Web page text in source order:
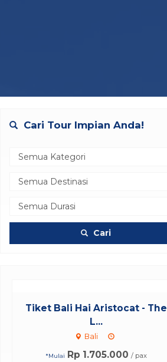
Cari Tour Impian Anda!
Cari
Tiket Bali Hai Aristocat - The
L...
Bali
*Mulai Rp 1.705.000 / pax